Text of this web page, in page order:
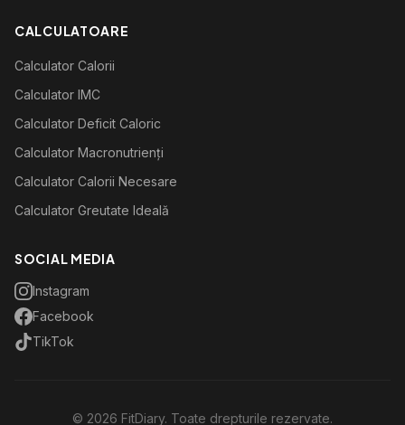
CALCULATOARE
Calculator Calorii
Calculator IMC
Calculator Deficit Caloric
Calculator Macronutrienți
Calculator Calorii Necesare
Calculator Greutate Ideală
SOCIAL MEDIA
Instagram
Facebook
TikTok
© 2026 FitDiary. Toate drepturile rezervate.